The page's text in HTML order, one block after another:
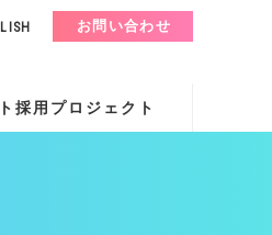
採用プロジェクト
お問い合わせ